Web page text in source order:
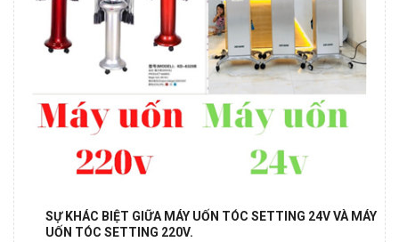
SỰ KHÁC BIỆT GIỮA MÁY UỐN TÓC SETTING 24V VÀ MÁY
UỐN TÓC SETTING 220V.